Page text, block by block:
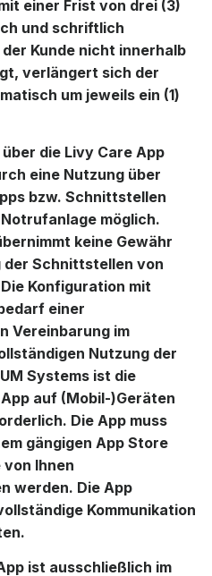
einer Frist von drei (3)
und schriftlich
Kunde nicht innerhalb
verlängert sich der
um jeweils ein (1)
die Livy Care App
eine Nutzung über
bzw. Schnittstellen
möglich.
keine Gewähr
der Schnittstellen von
Konfiguration mit
einer
Vereinbarung im
Nutzung der
Systems ist die
auf (Mobil-)Geräten
Die App muss
gängigen App Store
Ihnen
werden. Die App
Kommunikation
ist ausschließlich im